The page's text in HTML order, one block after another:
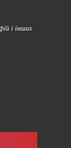
і інших